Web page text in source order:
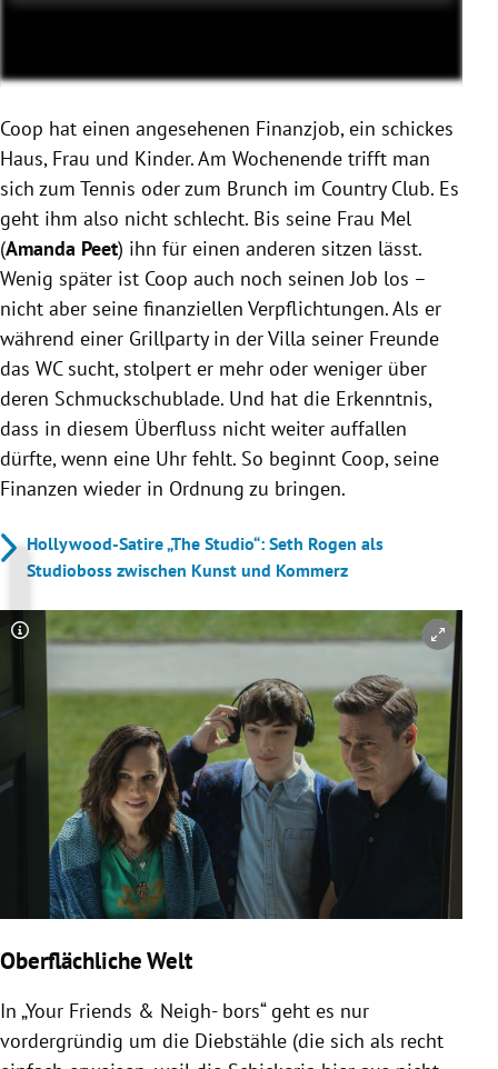
Coop hat einen angesehenen Finanzjob, ein schickes
Haus, Frau und Kinder. Am Wochenende trifft man
sich zum Tennis oder zum Brunch im Country Club. Es
geht ihm also nicht schlecht. Bis seine Frau Mel
(Amanda Peet) ihn für einen anderen sitzen lässt.
Wenig später ist Coop auch noch seinen Job los –
nicht aber seine finanziellen Verpflichtungen. Als er
während einer Grillparty in der Villa seiner Freunde
das WC sucht, stolpert er mehr oder weniger über
deren Schmuckschublade. Und hat die Erkenntnis,
dass in diesem Überfluss nicht weiter auffallen
dürfte, wenn eine Uhr fehlt. So beginnt Coop, seine
Finanzen wieder in Ordnung zu bringen.
Hollywood-Satire „The Studio“: Seth Rogen als
Studioboss zwischen Kunst und Kommerz
Copyright-Hinweis öffnen/schließen
Oberflächliche Welt
In „Your Friends & Neigh- bors“ geht es nur
vordergründig um die Diebstähle (die sich als recht